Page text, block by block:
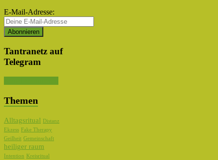
E-Mail-Adresse:
Tantranetz auf
Telegram
Themen
Alltagsritual
Distanz
Ekzess Fake Therapy
Geilheit Gemeinschaft
heiliger raum
Intention
Kreisritual